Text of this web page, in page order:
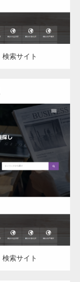
検索サイト
検索サイト